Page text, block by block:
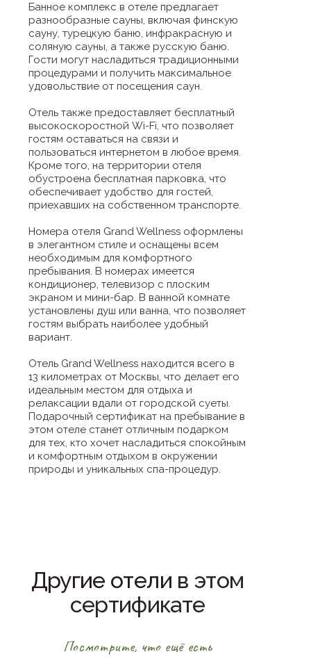
Банное комплекс в отеле предлагает
разнообразные сауны, включая финскую
сауну, турецкую баню, инфракрасную и
соляную сауны, а также русскую баню.
Гости могут насладиться традиционными
процедурами и получить максимальное
удовольствие от посещения саун.
Отель также предоставляет бесплатный
высокоскоростной Wi-Fi, что позволяет
гостям оставаться на связи и
пользоваться интернетом в любое время.
Кроме того, на территории отеля
обустроена бесплатная парковка, что
обеспечивает удобство для гостей,
приехавших на собственном транспорте.
Номера отеля Grand Wellness оформлены
в элегантном стиле и оснащены всем
необходимым для комфортного
пребывания. В номерах имеется
кондиционер, телевизор с плоским
экраном и мини-бар. В ванной комнате
установлены душ или ванна, что позволяет
гостям выбрать наиболее удобный
вариант.
Отель Grand Wellness находится всего в
13 километрах от Москвы, что делает его
идеальным местом для отдыха и
релаксации вдали от городской суеты.
Подарочный сертификат на пребывание в
этом отеле станет отличным подарком
для тех, кто хочет насладиться спокойным
и комфортным отдыхом в окружении
природы и уникальных спа-процедур.
Другие отели в этом
сертификате
Посмотрите, что ещё есть